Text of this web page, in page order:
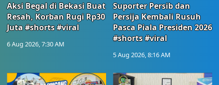
Aksi Begal di Bekasi Buat
Resah, Korban Rugi Rp30
Juta #shorts #viral
6 Aug 2026, 7:30 AM
Suporter Persib dan
Persija Kembali Rusuh
Pasca Piala Presiden 2026
#shorts #viral
5 Aug 2026, 8:16 AM